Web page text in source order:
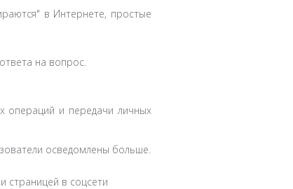
в Интернете, простые
на вопрос.
операций и передачи личных
осведомлены больше.
страницей в соцсети